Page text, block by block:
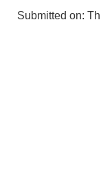
Submitted on: